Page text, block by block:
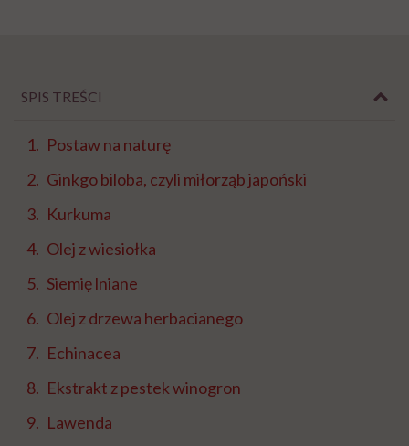
SPIS TREŚCI
Postaw na naturę
Ginkgo biloba, czyli miłorząb japoński
Kurkuma
Olej z wiesiołka
Siemię lniane
Olej z drzewa herbacianego
Echinacea
Ekstrakt z pestek winogron
Lawenda